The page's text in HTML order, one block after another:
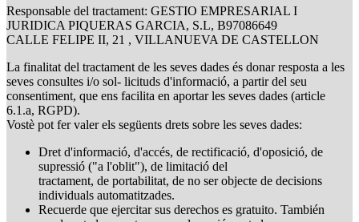
Responsable del tractament: GESTIO EMPRESARIAL I
JURIDICA PIQUERAS GARCIA, S.L, B97086649
CALLE FELIPE II, 21 , VILLANUEVA DE CASTELLON
La finalitat del tractament de les seves dades és donar resposta a les
seves consultes i/o sol- licituds d'informació, a partir del seu
consentiment, que ens facilita en aportar les seves dades (article
6.1.a, RGPD).
Vostè pot fer valer els següents drets sobre les seves dades:
Dret d'informació, d'accés, de rectificació, d'oposició, de
supressió ("a l'oblit"), de limitació del
tractament, de portabilitat, de no ser objecte de decisions
individuals automatitzades.
Recuerde que ejercitar sus derechos es gratuito. También